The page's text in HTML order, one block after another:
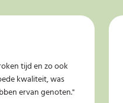
tijd en zo ook
kwaliteit, was
ervan genoten."